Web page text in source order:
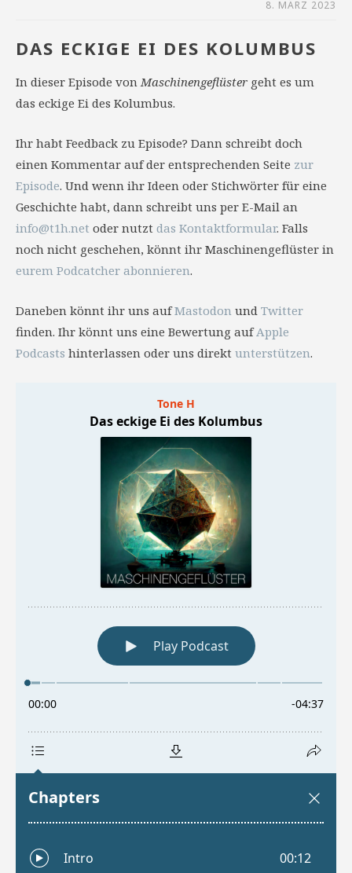
8. MÄRZ 2023
DAS ECKIGE EI DES KOLUMBUS
In dieser Episode vonMaschinengeflüster geht es um
das eckige Ei des Kolumbus.
Ihr habt Feedback zu Episode? Dann schreibt doch
einen Kommentar auf der entsprechenden Seite zur
Episode. Und wenn ihr Ideen oder Stichwörter für eine
Geschichte habt, dann schreibt uns per E-Mail an
info@t1h.net oder nutzt das Kontaktformular. Falls
noch nicht geschehen, könnt ihr Maschinengeflüster in
eurem Podcatcher abonnieren.
Daneben könnt ihr uns aufMastodon und Twitter
finden. Ihr könnt uns eine Bewertung aufApple
Podcasts hinterlassen oder uns direkt unterstützen.